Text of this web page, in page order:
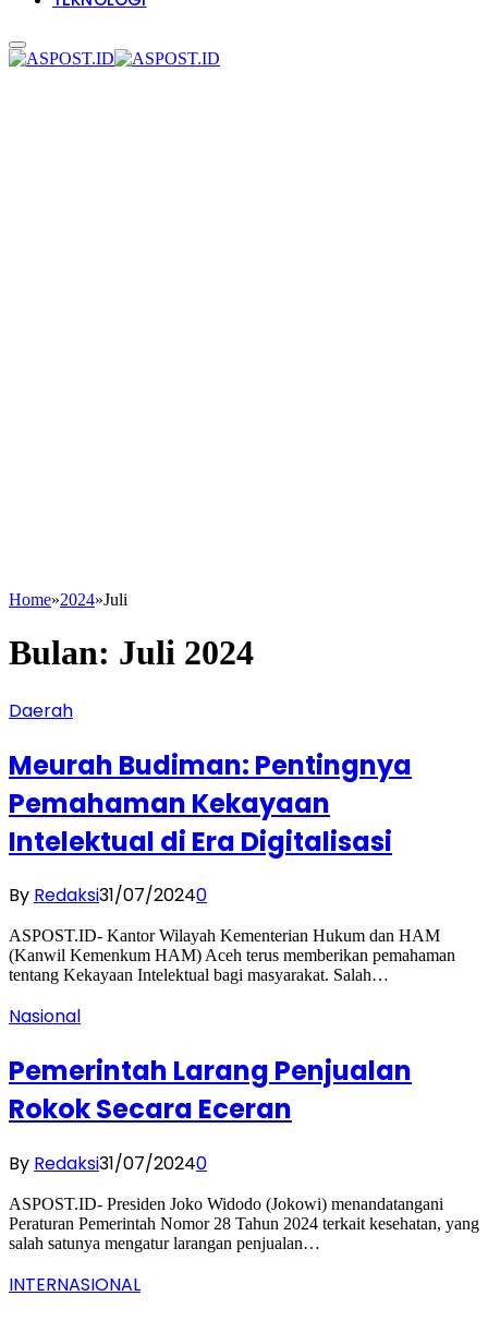
Home»2024»Juli
Bulan: Juli 2024
Daerah
Meurah Budiman: Pentingnya
Pemahaman Kekayaan
Intelektual di Era Digitalisasi
By Redaksi31/07/20240
ASPOST.ID- Kantor Wilayah Kementerian Hukum dan HAM
(Kanwil Kemenkum HAM) Aceh terus memberikan pemahaman
tentang Kekayaan Intelektual bagi masyarakat. Salah…
Nasional
Pemerintah Larang Penjualan
Rokok Secara Eceran
By Redaksi31/07/20240
ASPOST.ID- Presiden Joko Widodo (Jokowi) menandatangani
Peraturan Pemerintah Nomor 28 Tahun 2024 terkait kesehatan, yang
salah satunya mengatur larangan penjualan…
INTERNASIONAL